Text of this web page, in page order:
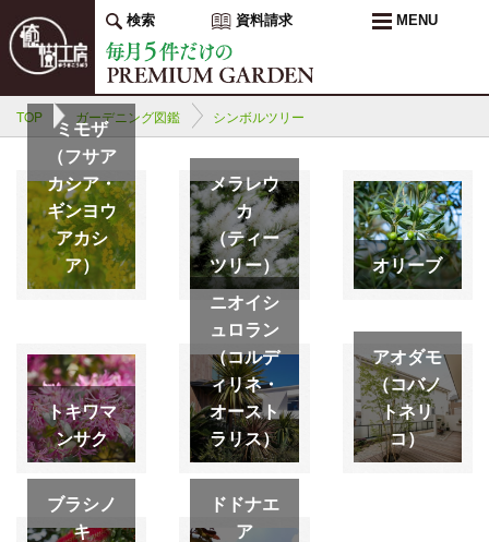
検索 資料請求 MENU
TOP ガーデニング図鑑 シンボルツリー
ミモザ
（フサア
カシア・
ギンヨウ
アカシ
ア）
メラレウ
カ
（ティー
ツリー）
オリーブ
トキワマ
ンサク
ニオイシ
ュロラン
（コルデ
ィリネ・
オースト
ラリス）
アオダモ
（コバノ
トネリ
コ）
ブラシノ
キ
ドドナエ
ア